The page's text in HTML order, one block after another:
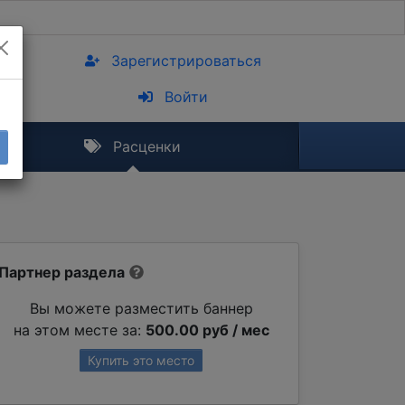
Зарегистрироваться
Войти
Расценки
Партнер раздела
Вы можете разместить баннер
на этом месте за: 500.00 руб / мес
Купить это место